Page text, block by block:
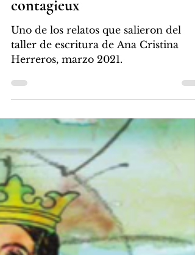
Pourquoi les bâillements sont
contagieux
Uno de los relatos que salieron del
Herreros, marzo 2021.